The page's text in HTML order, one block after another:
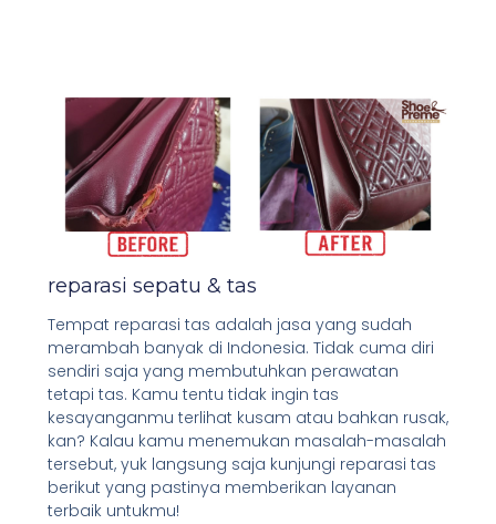
reparasi sepatu & tas
Tempat reparasi tas adalah jasa yang sudah
merambah banyak di Indonesia. Tidak cuma diri
sendiri saja yang membutuhkan perawatan
tetapi tas. Kamu tentu tidak ingin tas
kesayanganmu terlihat kusam atau bahkan rusak,
kan? Kalau kamu menemukan masalah-masalah
tersebut, yuk langsung saja kunjungi reparasi tas
berikut yang pastinya memberikan layanan
terbaik untukmu!